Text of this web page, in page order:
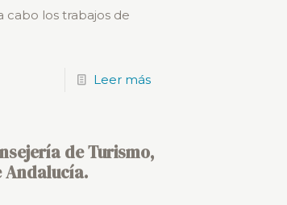
cabo los trabajos de
Leer más
de Turismo,
Andalucía.